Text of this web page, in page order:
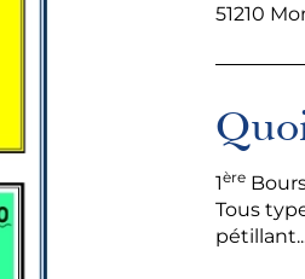
51210
1ère
Tous